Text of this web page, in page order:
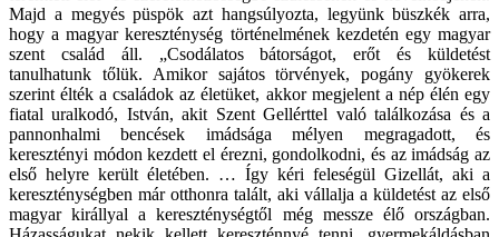
Majd a megyés püspök azt hangsúlyozta, legyünk büszkék arra,
hogy a magyar kereszténység történelmének kezdetén egy magyar
szent család áll. „Csodálatos bátorságot, erőt és küldetést
tanulhatunk tőlük. Amikor sajátos törvények, pogány gyökerek
szerint élték a családok az életüket, akkor megjelent a nép élén egy
fiatal uralkodó, István, akit Szent Gellérttel való találkozása és a
pannonhalmi bencések imádsága mélyen megragadott, és
keresztényi módon kezdett el érezni, gondolkodni, és az imádság az
első helyre került életében. … Így kéri feleségül Gizellát, aki a
kereszténységben már otthonra talált, aki vállalja a küldetést az első
magyar királlyal a kereszténységtől még messze élő országban.